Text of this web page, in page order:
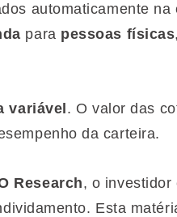
automaticamente
para pessoas físicas
variável . O valor das
da carteira.
Research, o investidor
Esta